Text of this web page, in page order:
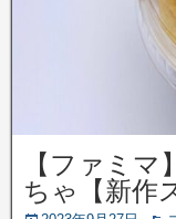
【ファミ
ちゃ【新作